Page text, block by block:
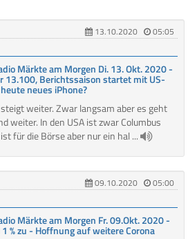
13.10.2020
05:05
Märkte am Morgen Di. 13. Okt. 2020 -
13.100, Berichtssaison startet mit US-
neues iPhone?
steigt weiter. Zwar langsam aber es geht
weiter. In den USA ist zwar Columbus
für die Börse aber nur ein hal ...
09.10.2020
05:00
Märkte am Morgen Fr. 09.Okt. 2020 -
1 % zu - Hoffnung auf weitere Corona